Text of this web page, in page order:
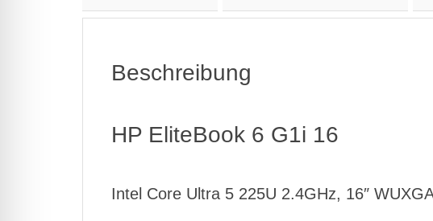
Beschreibung
HP EliteBook 6 G1i 16
Intel Core Ultra 5 225U 2.4GHz, 16″